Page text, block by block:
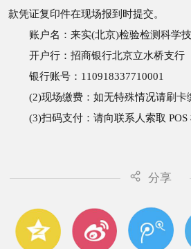
款凭证复印件在现场报到时提交。
账户名：来实(北京)检验检测科学
开户行：招商银行北京立水桥支行
银行账号：110918337710001
(2)现场缴费：如无特殊情况请刷卡
(3)扫码支付：请向联系人索取 POS
分享